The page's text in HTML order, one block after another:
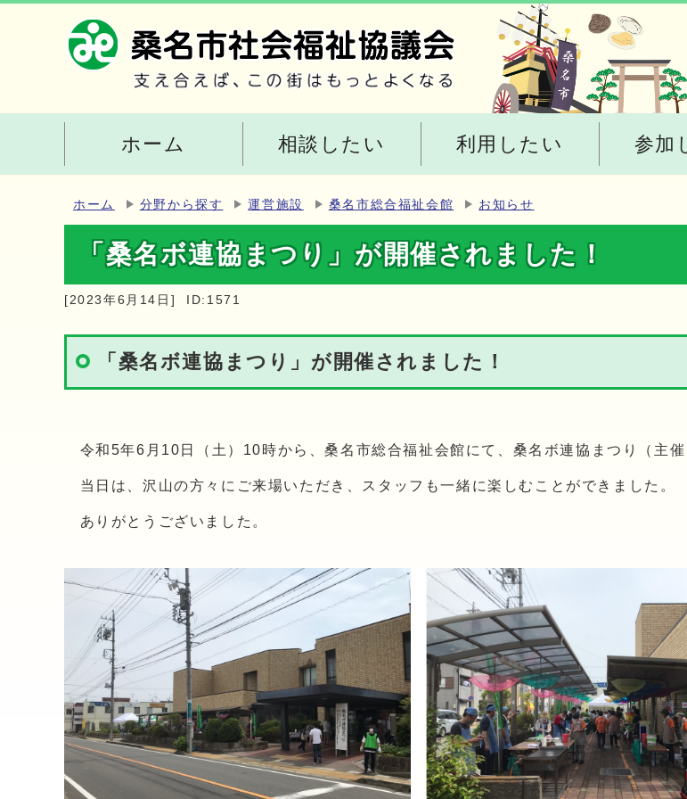
ホーム 相談したい 利用したい 参加
ホーム 分野から探す 運営施設 桑名市総合福祉会館 お知らせ
「桑名ボ連協まつり」が開催されました！
[2023年6月14日] ID:1571
「桑名ボ連協まつり」が開催されました！
令和5年6月10日（土）10時から、桑名市総合福祉会館にて、桑名ボ連協まつり（主
当日は、沢山の方々にご来場いただき、スタッフも一緒に楽しむことができました。
ありがとうございました。